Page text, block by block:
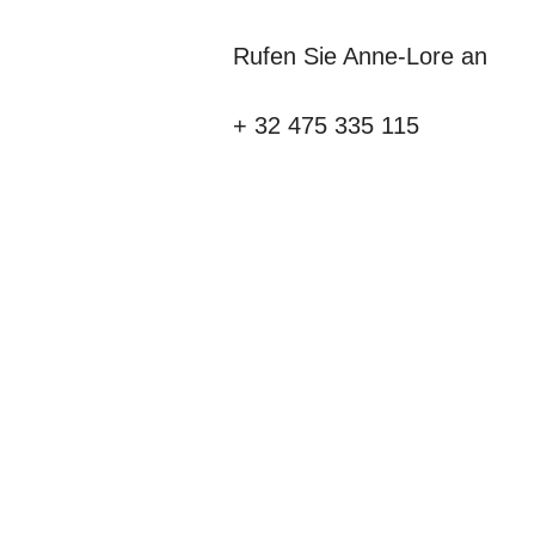
Rufen Sie Anne-Lore an
+ 32 475 335 115